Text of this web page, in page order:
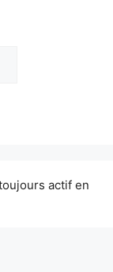
actif en